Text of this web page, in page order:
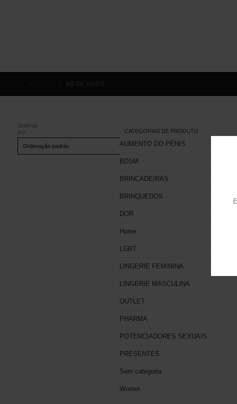
METAL HARD
Ordenar
por:
CATEGORIAS DE PRODUTO
AUMENTO DO PÉNIS
BDSM
BRINCADEIRAS
BRINQUEDOS
DOR
Home
LGBT
LINGERIE FEMININA
LINGERIE MASCULINA
OUTLET
PHARMA
POTENCIADORES SEXUAIS
PRESENTES
Sem categoria
Worten